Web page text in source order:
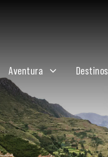
Aventura Destinos